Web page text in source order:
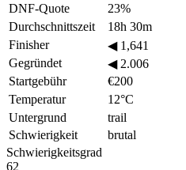
DNF-Quote
23%
Durchschnittszeit
18h 30m
Finisher
◀1,641
Gegründet
◀2.006
Startgebühr
€200
Temperatur
12°C
Untergrund
trail
Schwierigkeit
brutal
Schwierigkeitsgrad
62